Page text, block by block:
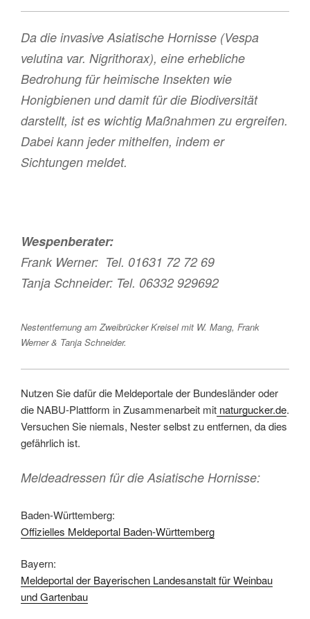
Da die invasive Asiatische Hornisse (Vespa
velutina var. Nigrithorax), eine erhebliche
Bedrohung für heimische Insekten wie
Honigbienen und damit für die Biodiversität
darstellt, ist es wichtig Maßnahmen zu ergreifen.
Dabei kann jeder mithelfen, indem er
Sichtungen meldet.
Wespenberater:
Frank Werner: Tel. 01631 72 72 69
Tanja Schneider: Tel. 06332 929692
Nestentfernung am Zweibrücker Kreisel mit W. Mang, Frank
Werner & Tanja Schneider.
Nutzen Sie dafür die Meldeportale der Bundesländer oder
die NABU-Plattform in Zusammenarbeit mit naturgucker.de.
Versuchen Sie niemals, Nester selbst zu entfernen, da dies
gefährlich ist.
Meldeadressen für die Asiatische Hornisse:
Baden-Württemberg:
Offizielles Meldeportal Baden-Württemberg
Bayern:
Meldeportal der Bayerischen Landesanstalt für Weinbau
und Gartenbau